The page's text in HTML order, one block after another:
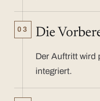
03 Die
Der Auftritt wird
integriert.